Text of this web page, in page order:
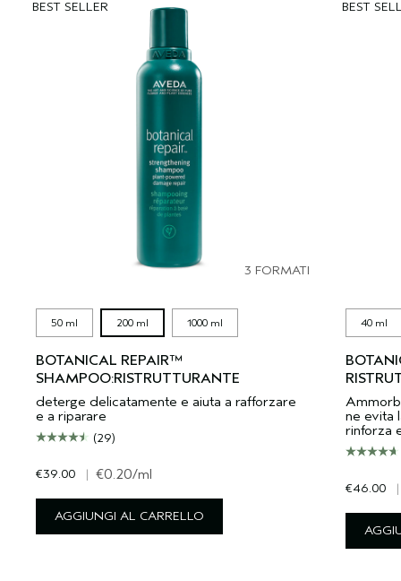
BEST SELLER
3 FORMATI
50 ml 200 ml 1000 ml
BOTANICAL REPAIR™
SHAMPOO:RISTRUTTURANTE
deterge delicatamente e aiuta a rafforzare
e a riparare
(29)
€39.00 | €0.20/ml
AGGIUNGI AL CARRELLO
BEST
40 ml
ne evita
rinforza
€46.00 |